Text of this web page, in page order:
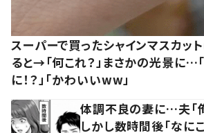
スーパーで買ったシャインマスカッ
ると→「何これ？」まさかの光景に…
に！？」「かわいいww」
体調不良の妻に…夫「
しかし数時間後「なに